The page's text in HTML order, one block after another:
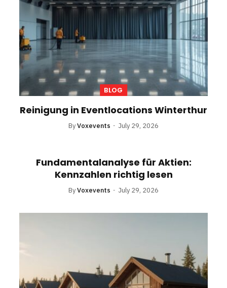
BLOG
Reinigung in Eventlocations Winterthur
ByVoxevents July 29, 2026
Fundamentalanalyse für Aktien:
Kennzahlen richtig lesen
ByVoxevents July 29, 2026